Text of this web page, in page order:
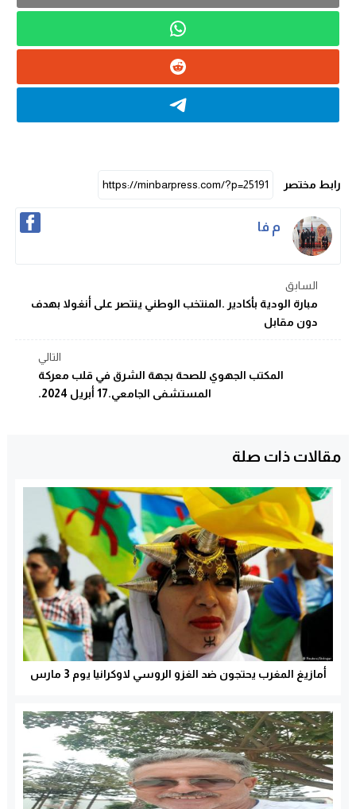
رابط مختصر
م فا
السابق
مبارة الودية بأكادير .المنتخب الوطني ينتصر على أنغولا بهدف
دون مقابل
التالي
المكتب الجهوي للصحة بجهة الشرق في قلب معركة
المستشفى الجامعي.17 أبريل 2024.
مقالات ذات صلة
أمازيغ المغرب يحتجون ضد الغزو الروسي لاوكرانيا يوم 3 مارس